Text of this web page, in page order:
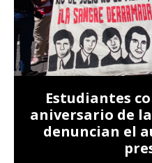
Estudiantes
aniversario de la
denuncian el